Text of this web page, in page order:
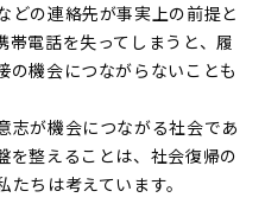
どの連絡先が事実上の前提と
帯電話を失ってしまうと、履
の機会につながらないことも
志が機会につながる社会であ
を整えることは、社会復帰の
ちは考えています。